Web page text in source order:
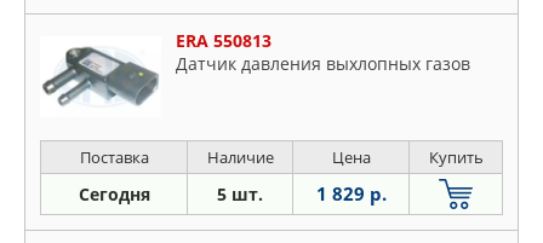
ERA 550813
Датчик давления выхлопных газов
Поставка Наличие Цена Купить
Сегодня 5 шт. 1 829 р.